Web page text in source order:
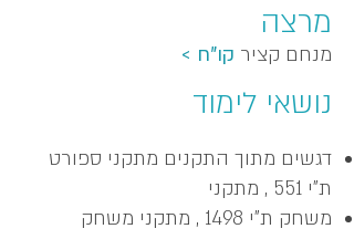
מרצה
מנחם קציר קו"ח >
נושאי לימוד
דגשים מתוך התקנים מתקני ספורט
ת"י 551 , מתקני
משחק ת"י 1498 , מתקני משחק